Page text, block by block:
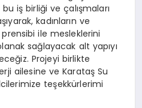
bu iş birliği ve çalışmaları
kadınların ve
prensibi ile mesleklerini
sağlayacak alt yapıyı
Projeyi birlikte
ailesine ve Karataş Su
teşekkürlerimi